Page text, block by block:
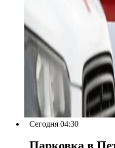
Сегодня 04:30